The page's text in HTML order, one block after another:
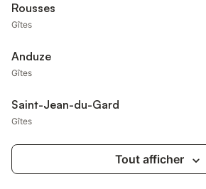
Rousses
Gîtes
Anduze
Gîtes
Saint-Jean-du-Gard
Gîtes
Tout afficher